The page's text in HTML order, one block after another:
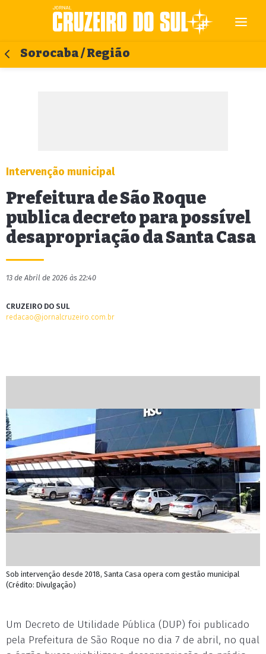
Sorocaba / Região
Intervenção municipal
Prefeitura de São Roque
publica decreto para possível
desapropriação da Santa Casa
13 de Abril de 2026 às 22:40
CRUZEIRO DO SUL
redacao@jornalcruzeiro.com.br
Sob intervenção desde 2018, Santa Casa opera com gestão municipal
(Crédito: Divulgação)
Um Decreto de Utilidade Pública (DUP) foi publicado
pela Prefeitura de São Roque no dia 7 de abril, no qual